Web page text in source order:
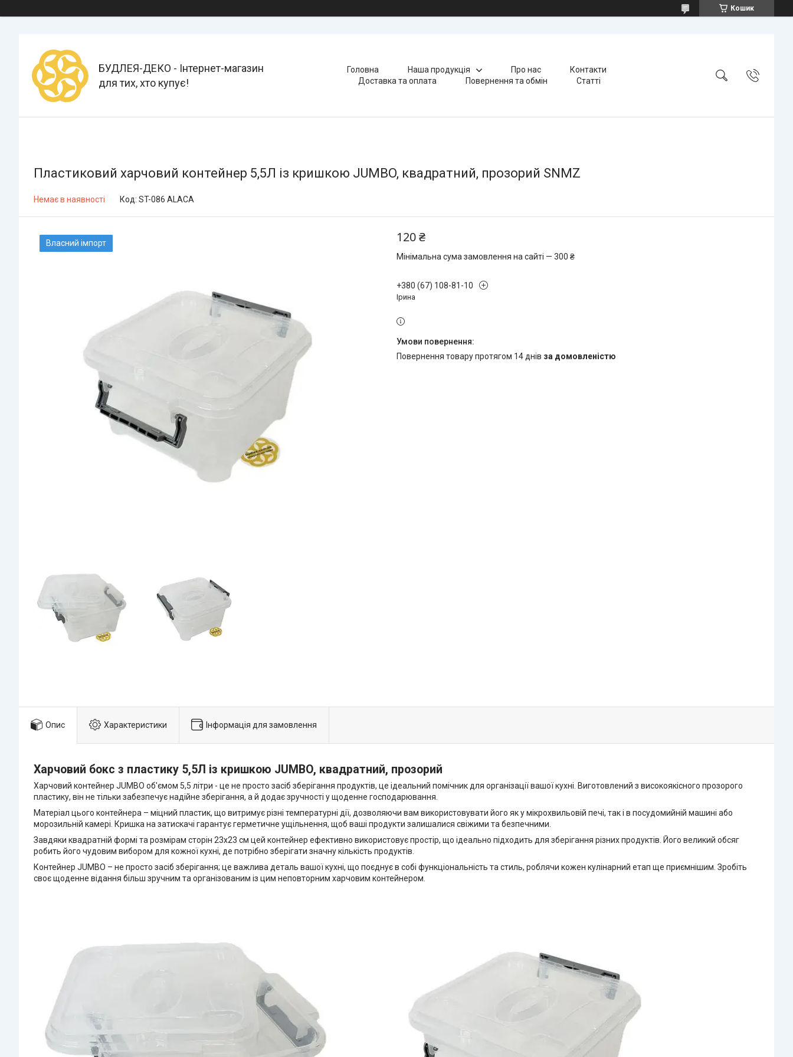
Кошик
БУДЛЕЯ-ДЕКО - Інтернет-магазин
для тих, хто купує!
Головна Наша продукція Про нас
Контакти
Доставка та оплата
Повернення та обмін Статті
Пластиковий харчовий контейнер 5,5Л із кришкою JUMBO, квадратний, прозорий SNMZ
Немає в наявності Код: ST-086 ALACA
Власний імпорт 120 ₴
Мінімальна сума замовлення на сайті — 300 ₴
+380 (67) 108-81-10
Ірина
повернення товару протягом 14 днів за домовленістю
Опис Характеристики Інформація для замовлення
Харчовий бокс з пластику 5,5Л із кришкою JUMBO, квадратний, прозорий
Харчовий контейнер JUMBO об'ємом 5,5 літри - це не просто засіб зберігання продуктів, це ідеальний помічник для організації вашої кухні. Виготовлений з високоякісного прозорого
пластику, він не тільки забезпечує надійне зберігання, а й додає зручності у щоденне господарювання.
Матеріал цього контейнера – міцний пластик, що витримує різні температурні дії, дозволяючи вам використовувати його як у мікрохвильовій печі, так і в посудомийній машині або
морозильній камері. Кришка на затискачі гарантує герметичне ущільнення, щоб ваші продукти залишалися свіжими та безпечними.
Завдяки квадратній формі та розмірам сторін 23х23 см цей контейнер ефективно використовує простір, що ідеально підходить для зберігання різних продуктів. Його великий обсяг
робить його чудовим вибором для кожної кухні, де потрібно зберігати значну кількість продуктів.
Контейнер JUMBO – не просто засіб зберігання; це важлива деталь вашої кухні, що поєднує в собі функціональність та стиль, роблячи кожен кулінарний етап ще приємнішим. Зробіть
своє щоденне відання більш зручним та організованим із цим неповторним харчовим контейнером.